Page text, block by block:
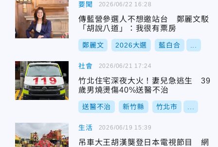
要聞
傳藍營參選人不想邀站台 鄭麗文駁
「胡說八道」：我很有票房
鄭麗文 2026大選 藍白合
2026/06/22 16:28
社會
竹北住宅深夜大火！妻兒急逃生 39
歲男燒燙傷40%送醫不治
送醫不治 新竹縣 竹北市
2026/06/21 17:24
生活
吊車大王胡漢龑登日本電視節目 網
2026/06/19 15:39